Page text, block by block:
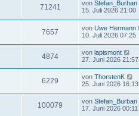
71241 von Stefan_Burban
15. Juli 2026 21:00
7657 von Uwe Hermann
10. Juli 2026 07:25
4874 von lapismont
27. Juni 2026 21:57
6229 von ThorstenK
25. Juni 2026 16:13
100079 von Stefan_Burban
17. Juni 2026 00:11